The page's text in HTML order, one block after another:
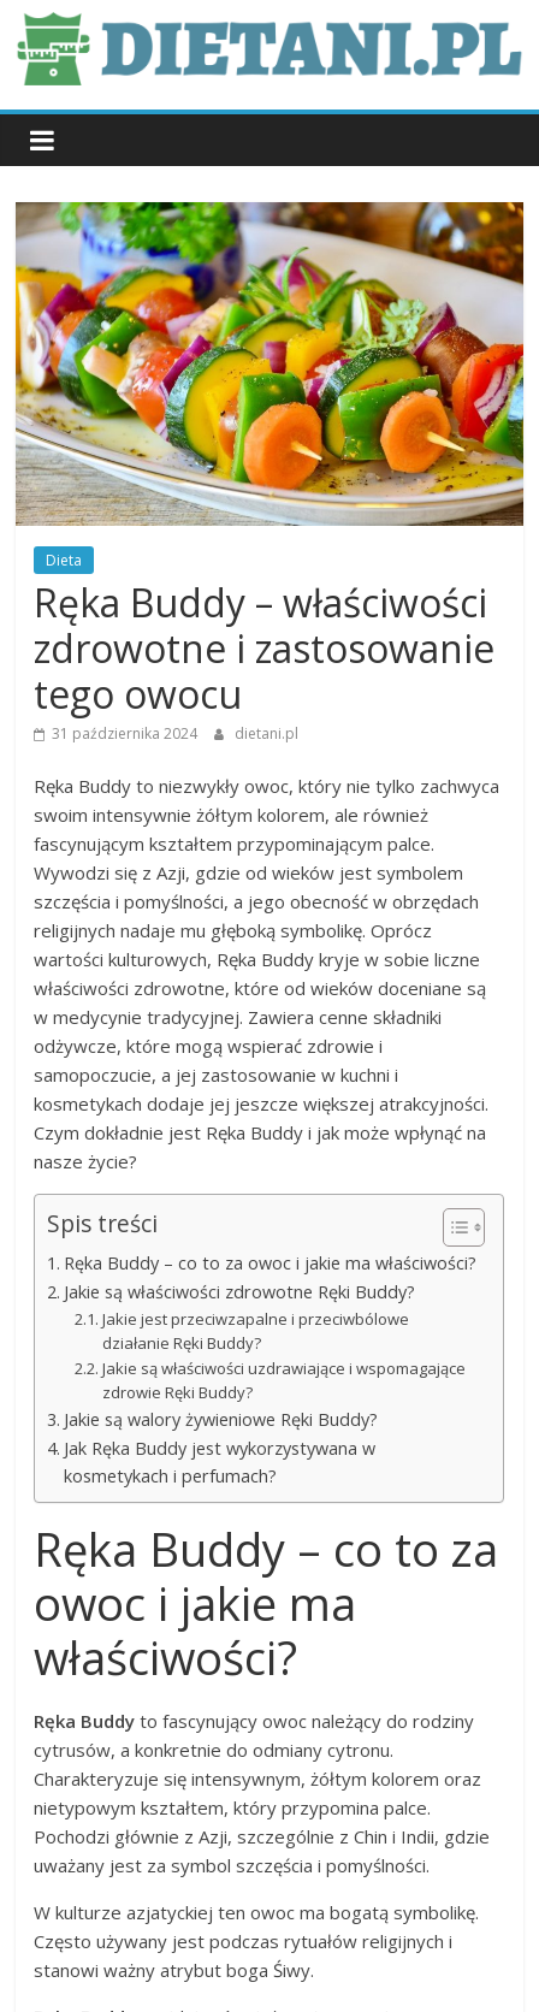
Skip
to
content
dietani.pl
Dieta
Ręka Buddy – właściwości
zdrowotne i zastosowanie
tego owocu
31 października 2024 dietani.pl
Ręka Buddy to niezwykły owoc, który nie tylko zachwyca
swoim intensywnie żółtym kolorem, ale również
fascynującym kształtem przypominającym palce.
Wywodzi się z Azji, gdzie od wieków jest symbolem
szczęścia i pomyślności, a jego obecność w obrzędach
religijnych nadaje mu głęboką symbolikę. Oprócz
wartości kulturowych, Ręka Buddy kryje w sobie liczne
właściwości zdrowotne, które od wieków doceniane są
w medycynie tradycyjnej. Zawiera cenne składniki
odżywcze, które mogą wspierać zdrowie i
samopoczucie, a jej zastosowanie w kuchni i
kosmetykach dodaje jej jeszcze większej atrakcyjności.
Czym dokładnie jest Ręka Buddy i jak może wpłynąć na
nasze życie?
Spis treści
Ręka Buddy – co to za owoc i jakie ma właściwości?
Jakie są właściwości zdrowotne Ręki Buddy?
Jakie jest przeciwzapalne i przeciwbólowe
działanie Ręki Buddy?
Jakie są właściwości uzdrawiające i wspomagające
zdrowie Ręki Buddy?
Jakie są walory żywieniowe Ręki Buddy?
Jak Ręka Buddy jest wykorzystywana w
kosmetykach i perfumach?
Ręka Buddy – co to za
owoc i jakie ma
właściwości?
Ręka Buddy to fascynujący owoc należący do rodziny
cytrusów, a konkretnie do odmiany cytronu.
Charakteryzuje się intensywnym, żółtym kolorem oraz
nietypowym kształtem, który przypomina palce.
Pochodzi głównie z Azji, szczególnie z Chin i Indii, gdzie
uważany jest za symbol szczęścia i pomyślności.
W kulturze azjatyckiej ten owoc ma bogatą symbolikę.
Często używany jest podczas rytuałów religijnych i
stanowi ważny atrybut boga Śiwy.